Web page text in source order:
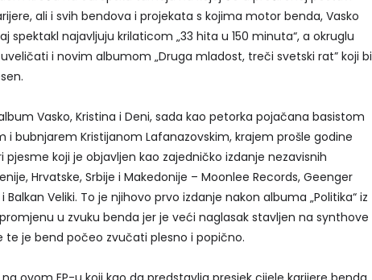
ali i svih bendova i projekata s kojima motor benda, Vasko
spektakl najavljuju krilaticom „33 hita u 150 minuta“, a okruglu
i novim albumom „Druga mladost, treči svetski rat” koji bi
Vasko, Kristina i Deni, sada kao petorka pojačana basistom
i bubnjarem Kristijanom Lafanazovskim, krajem prošle godine
pjesme koji je objavljen kao zajedničko izdanje nezavisnih
Hrvatske, Srbije i Makedonije – Moonlee Records, Geenger
Balkan Veliki. To je njihovo prvo izdanje nakon albuma „Politika“ iz
u zvuku benda jer je veći naglasak stavljen na synthove
je bend počeo zvučati plesno i popično.